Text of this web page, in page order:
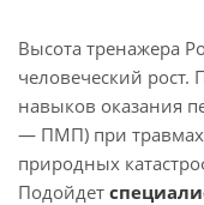
Высота тренажера
человеческий рост.
навыков оказания
— ПМП) при
природных
Подойдет